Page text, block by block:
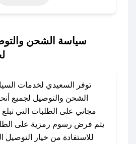
التأسيس، أو
باستخدام تطبيق صحصح،
عدم توفر الكوبون، تواصل
سياسة الشحن
توفر السعيدي لخدمات
الشحن والتوصيل لجميع
مجاني على الطلبات التي تبلغ
يتم فرض رسوم رمزية على
للاستفادة من خيار التوصيل